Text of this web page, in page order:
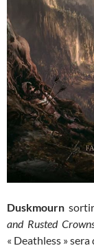
Duskmourn
and Rusted
« Deathless »